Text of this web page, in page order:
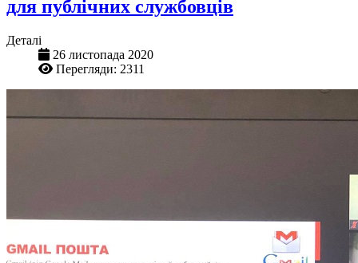
для публічних службовців
Деталі
26 листопада 2020
Перегляди: 2311